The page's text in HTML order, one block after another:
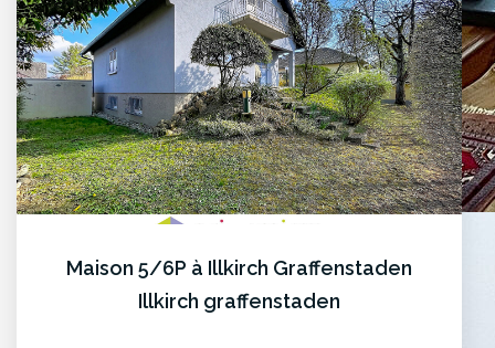
Maison 5/6P à Illkirch Graffenstaden
Illkirch graffenstaden